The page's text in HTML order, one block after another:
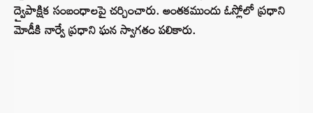
ద్వైపాక్షిక సంబంధాలపై చర్చించారు. అంతకముందు ఓస్లోలో ప్రధాని
మోడీకి నార్వే ప్రధాని ఘన స్వాగతం పలికారు.